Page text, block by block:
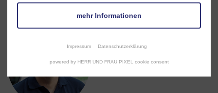
mehr Informationen
Impressum Datenschutzerklärung
powered by HERR UND FRAU PIXEL cookie consent